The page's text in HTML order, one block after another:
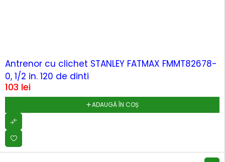
Antrenor cu clichet STANLEY FATMAX FMMT82678-
0, 1/2 in. 120 de dinti
103 lei
ADAUGĂ ÎN COȘ